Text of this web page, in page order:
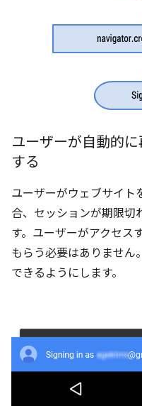
ユーザーが自動的
する
ユーザーがウェブサイト
合、セッションが期限切
す。ユーザーがアクセス
もらう必要はありません
できるようにします。